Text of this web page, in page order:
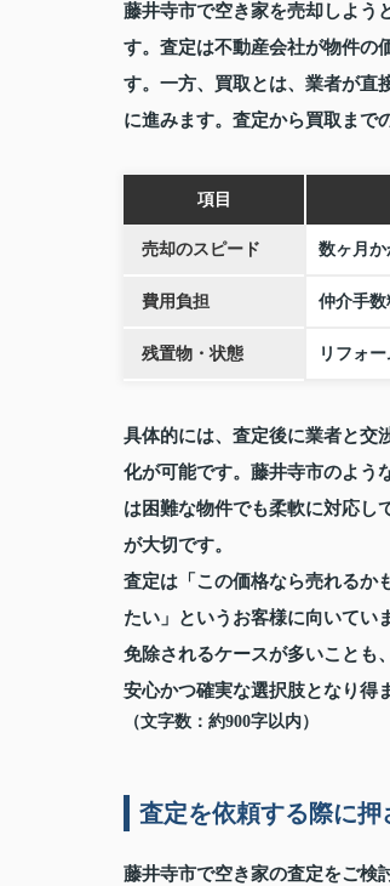
藤井寺市で空き家を売却しよう
す。査定は不動産会社が物件の
す。一方、買取とは、業者が直
に進みます。査定から買取まで
項目
売却のスピード 数ヶ月
費用負担 仲介手
残置物・状態 リフォ
具体的には、査定後に業者と交
化が可能です。藤井寺市のよう
は困難な物件でも柔軟に対応し
が大切です。
査定は「この価格なら売れるか
たい」というお客様に向いてい
免除されるケースが多いことも
安心かつ確実な選択肢となり得
（文字数：約900字以内）
査定を依頼する際に押
藤井寺市で空き家の査定をご検